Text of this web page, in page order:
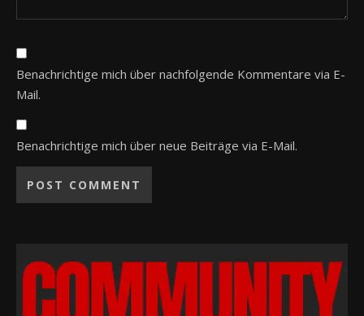
Benachrichtige mich über nachfolgende Kommentare via E-
Mail.
Benachrichtige mich über neue Beiträge via E-Mail.